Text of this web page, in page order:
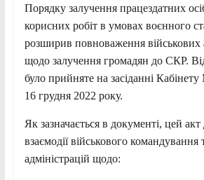
Порядку залучення працездатних
корисних робіт в умовах воєнного
розширив повноваження військових
щодо залучення громадян до СКР.
було прийняте на засіданні Кабінету
16 грудня 2022 року.
Як зазначається в документі, цей акт
взаємодії військового командування
адміністрацій щодо: